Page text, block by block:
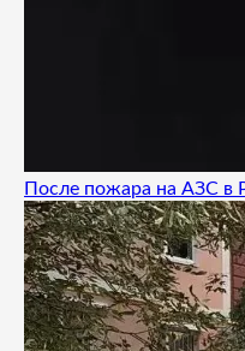
После пожара на АЗС в